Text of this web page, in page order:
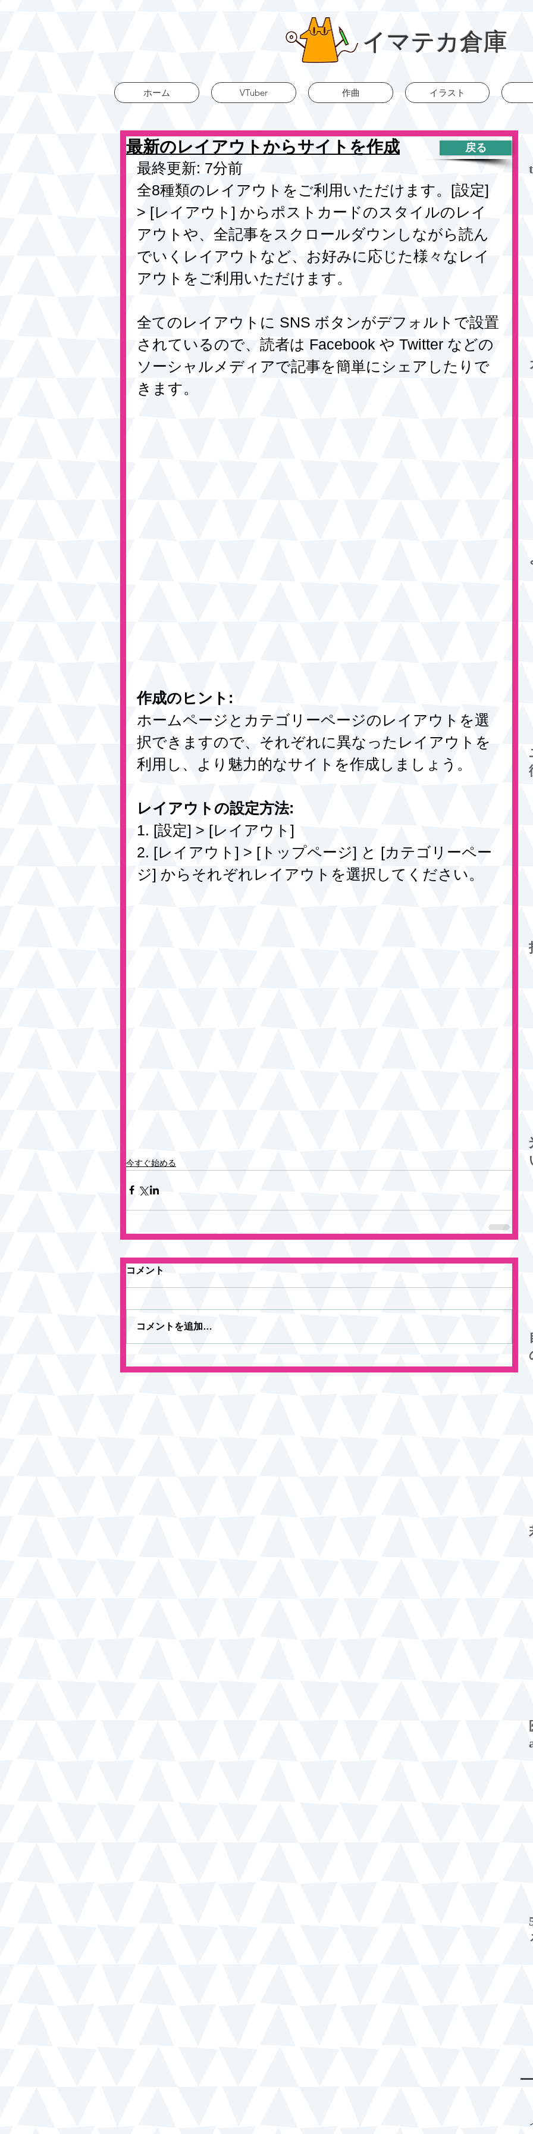
イマテカ倉庫
ホーム VTuber 作曲 イラスト
最新のレイアウトからサイトを作成
最終更新: 7分前
全8種類のレイアウトをご利用いただけます。[設定]
> [レイアウト] からポストカードのスタイルのレイ
アウトや、全記事をスクロールダウンしながら読ん
でいくレイアウトなど、お好みに応じた様々なレイ
アウトをご利用いただけます。
全てのレイアウトに SNS ボタンがデフォルトで設置
されているので、読者は Facebook や Twitter などの
ソーシャルメディアで記事を簡単にシェアしたりで
きます。
作成のヒント:
ホームページとカテゴリーページのレイアウトを選
択できますので、それぞれに異なったレイアウトを
利用し、より魅力的なサイトを作成しましょう。
レイアウトの設定方法:
1. [設定] > [レイアウト]
2. [レイアウト] > [トップページ] と [カテゴリーペー
ジ] からそれぞれレイアウトを選択してください。
今すぐ始める
コメント
コメントを追加…
戻る